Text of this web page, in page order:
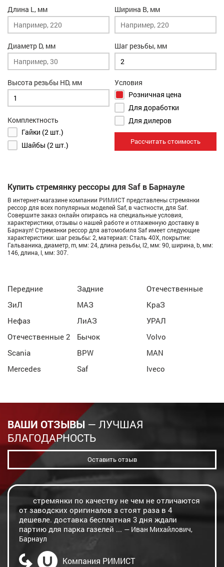
Длина L, мм
Диаметр D, мм
Ширина B, мм
Шаг резьбы, мм
Высота резьбы HD, мм
Комплектность
Гайки (2 шт.)
Шайбы (2 шт.)
Условия
Розничная цена
Для доработки
Для дилеров
Рассчитать стоимость
Купить стремянку рессоры для Saf в Барнауле
В интернет-магазине компании РИМИСТ представлены стремянки
рессор для всех популярных моделей Saf, в частности, для Saf.
Совершите заказ онлайн опираясь на специальные условия,
характеристики, отзывы о нашей работе и отлаженную доставку в
Барнаул! Стремянки рессор для автомобиля Saf имеет следующие
характеристики: шаг резьбы: 2, материал: Сталь 40Х, покрытие:
Гальваника, диаметр, m, мм: 24, длина резьбы, l2, мм: 90, ширина, b, мм:
146, длина, l, мм: 307.
Передние Задние
Отечественные
ЗиЛ
МАЗ
КраЗ
Нефаз
ЛиАЗ
УРАЛ
Отечественные 2
Бычок
Volvo
Scania
BPW
MAN
Mercedes
Saf Iveco
ВАШИ ОТЗЫВЫ — ЛУЧШАЯ
БЛАГОДАРНОСТЬ
Оставить отзыв
стремянки по качеству не чем не отличаются
от заводских оригиналов а стоят раза в 4
дешевле. доставка бесплатная 3 дня ждали
партию для парка газелей ... — Иван Михайлович,
Барнаул
Компания РИМИСТ